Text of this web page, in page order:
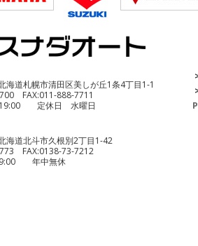
¥690,000
道札幌市清田区美しが丘1条4丁目1-1
FAX:011-888-7711
定休日 水曜日
道北斗市久根別2丁目1-42
FAX:0138-73-7212
年中無休